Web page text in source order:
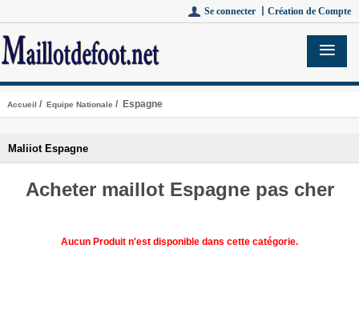
Se connecter 丨 Création de Compte
Accueil / Equipe Nationale / Espagne
Maliiot Espagne
Acheter maillot Espagne pas cher
Aucun Produit n'est disponible dans cette catégorie.